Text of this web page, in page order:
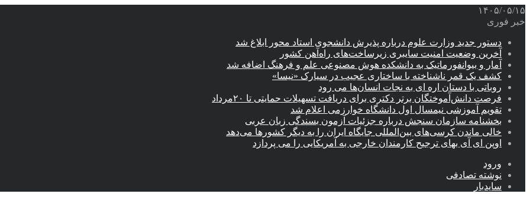
۱۴۰۵/۰۵/۱۵
خبر فوری
دستور جدید وزارت علوم درباره پذیرش دانشجوی استاد محور ابلاغ شد
آخرین وضعیت امنیت سایبری زیرساخت‌های راه‌آهن کشور
آمار و بیوانفورماتیک به دانشکده هوش مصنوعی علم و فرهنگ اضافه شد
کشف یک قمر ناشناخته با ساختاری عجیب در سیارک «نیسا»
روباتی با دستان اره ای به نجات انسان‌ها می رود
فرصت دانش‌آموختگان برتر دکتری‌ برای دریافت تسهیلات حمایتی تا ۲۰مرداد
تقویم آموزشی نیمسال اول دانشگاه خوارزمی اعلام شد
بخشنامه سازمان سنجش درباره جزئیات آزمون بسندگی زبان عربی
خالی ماندن کرسی‌های بین‌المللی جایگاه ایران را به دیگر کشورها می‌دهد
اوپن ای آی بهای ترجیح کارمندان خارجی به آمریکایی را می پردازد
ورود
نوشته تصادفی
سایدبار